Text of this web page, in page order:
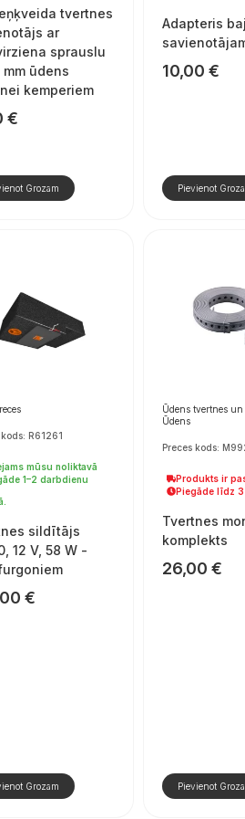
tvertnes
ar
sprauslu
mm ūdens
kemperiem
€
Grozam
Adapteris
10,00 €
Pievienot
kods: R61261
mūsu noliktavā
1–2 darbdienu
sildītājs
12 V, 58 W -
€
Grozam
Ūdens tvertnes un
Ūdens
Preces kods:
Produkts ir
Piegāde līdz 3
Tvertnes
komplekts
26,00 €
Pievienot